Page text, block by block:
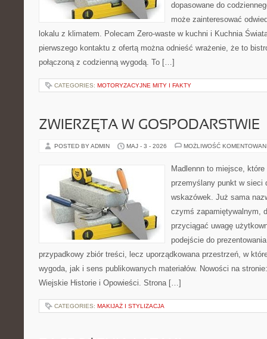
dopasowane do
może zainteresować
lokalu z klimatem. Polecam Zero-waste w kuchni i Kuchnia
pierwszego kontaktu z ofertą można odnieść wrażenie, że to
połączoną z codzienną wygodą. To […]
CATEGORIES: MOTORYZACYJNE MITY I FAKTY
ZWIERZĘTA W GOSPODARSTWIE
POSTED BY ADMIN MAJ - 3 - 2026 MOŻLIWOŚĆ
Madlennn to miejsce,
przemyślany punkt w sieci
wskazówek. Już sama
czymś zapamiętywalnym,
przyciągać uwagę
podejście do
przypadkowy zbiór treści, lecz uporządkowana przestrzeń, w
wygoda, jak i sens publikowanych materiałów. Nowości na
Wiejskie Historie i Opowieści. Strona […]
CATEGORIES: MAKIJAŻ I STYLIZACJA